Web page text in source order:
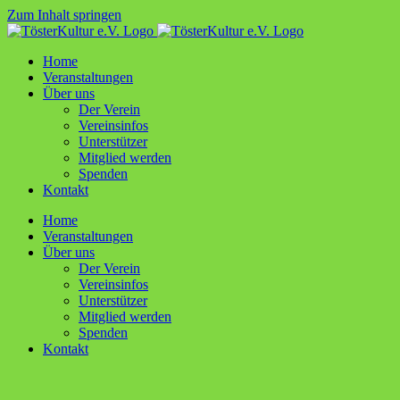
Zum Inhalt springen
Home
Ver­an­stal­tun­gen
Über uns
Der Ver­ein
Ver­ein­sin­fos
Unter­stüt­zer
Mit­glied werden
Spen­den
Kon­takt
Home
Ver­an­stal­tun­gen
Über uns
Der Ver­ein
Ver­ein­sin­fos
Unter­stüt­zer
Mit­glied werden
Spen­den
Kon­takt